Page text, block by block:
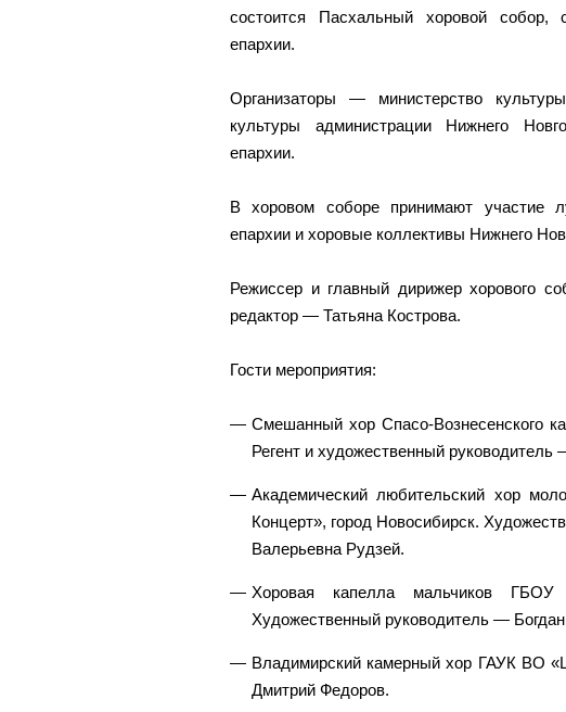
состоится Пасхальный хоровой собор,
епархии.
Организаторы — министерство
культуры администрации Нижнего
епархии.
В хоровом соборе принимают участие
епархии и хоровые коллективы Нижнего
Режиссер и главный дирижер хорового
редактор — Татьяна Кострова.
Гости мероприятия:
Смешанный хор Спасо-Вознесенского
Регент и художественный
Академический любительский хор
Концерт», город Новосибирск.
Валерьевна Рудзей.
Хоровая капелла мальчиков
Художественный руководитель —
Владимирский камерный хор ГАУК ВО
Дмитрий Федоров.